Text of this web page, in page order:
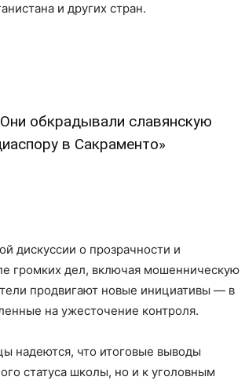
и других стран.
обкрадывали славянскую
в Сакраменто»
дискуссии о прозрачности и
громких дел, включая мошенническую
продвигают новые инициативы — в
на ужесточение контроля.
надеются, что итоговые выводы
статуса школы, но и к уголовным